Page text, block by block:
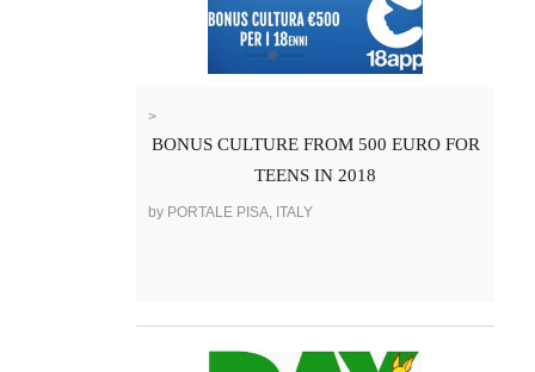
>
BONUS CULTURE FROM 500 EURO FOR
TEENS IN 2018
by PORTALE PISA, ITALY